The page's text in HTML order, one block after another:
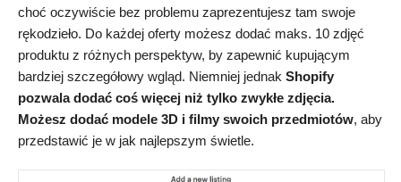
choć oczywiście bez problemu zaprezentujesz tam swoje
rękodzieło. Do każdej oferty możesz dodać maks. 10 zdjęć
produktu z różnych perspektyw, by zapewnić kupującym
bardziej szczegółowy wgląd. Niemniej jednak Shopify
pozwala dodać coś więcej niż tylko zwykłe zdjęcia.
Możesz dodać modele 3D i filmy swoich przedmiotów, aby
przedstawić je w jak najlepszym świetle.